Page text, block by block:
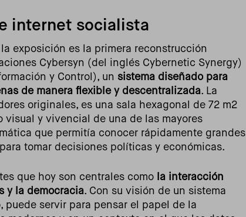
internet socialista
exposición es la primera reconstrucción
Cybersyn (del inglés Cybernetic Synergy)
y Control), un sistema diseñado para
de manera flexible y descentralizada. La
originales, es una sala hexagonal de 72 m2
y vivencial de una de las mayores
que permitía conocer rápidamente grandes
tomar decisiones políticas y económicas.
que hoy son centrales como
la interacción
y la democracia. Con su visión de un sistema
servir para pensar el papel de la